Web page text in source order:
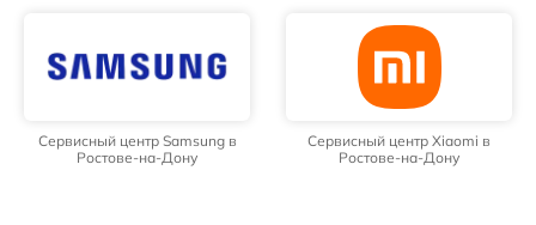
Сервисный центр Samsung в
Ростове-на-Дону
Сервисный центр Xiaomi в
Ростове-на-Дону